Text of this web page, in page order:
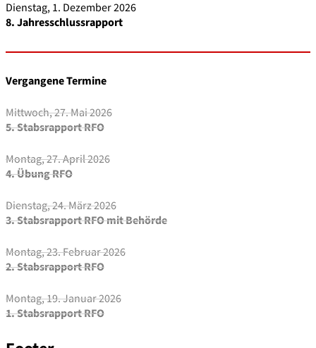
Dienstag, 1. Dezember 2026
8. Jahresschlussrapport
Vergangene Termine
Mittwoch, 27. Mai 2026
5. Stabsrapport RFO
Montag, 27. April 2026
4. Übung RFO
Dienstag, 24. März 2026
3. Stabsrapport RFO mit Behörde
Montag, 23. Februar 2026
2. Stabsrapport RFO
Montag, 19. Januar 2026
1. Stabsrapport RFO